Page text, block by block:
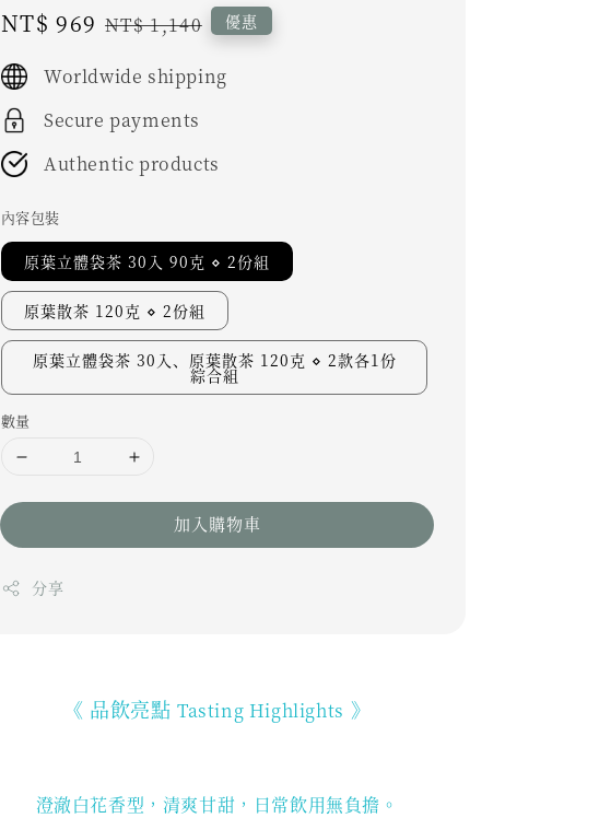
Sale
price
NT$ 969 Regular
NT$ 1,140 優惠
Worldwide shipping
Secure payments
Authentic products
內容包裝
原葉立體袋茶 30入 90克 ⋄ 2份組
原葉散茶 120克 ⋄ 2份組
原葉立體袋茶 30入、原葉散茶 120克 ⋄ 2款各1份
綜合組
數量
加入購物車
分享
《 品飲亮點Tasting Highlights 》
澄澈白花香型，清爽甘甜，日常飲用無負擔。